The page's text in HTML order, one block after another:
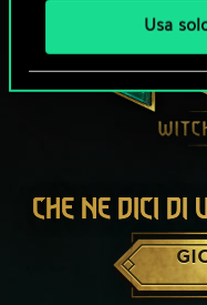
Usa
CHE NE DICI DI